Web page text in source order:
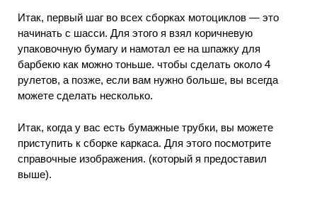
Итак, первый шаг во всех сборках мотоциклов — это
начинать с шасси. Для этого я взял коричневую
упаковочную бумагу и намотал ее на шпажку для
барбекю как можно тоньше. чтобы сделать около 4
рулетов, а позже, если вам нужно больше, вы всегда
можете сделать несколько.
Итак, когда у вас есть бумажные трубки, вы можете
приступить к сборке каркаса. Для этого посмотрите
справочные изображения. (который я предоставил
выше).